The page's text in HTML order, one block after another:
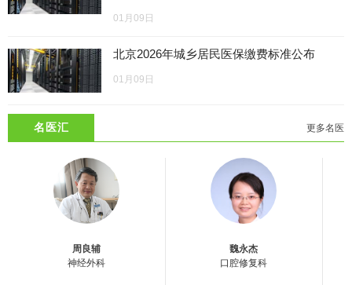
01月09日
北京2026年城乡居民医保缴费标准公布
01月09日
名医汇 更多名医
周良辅
神经外科
魏永杰
口腔修复科